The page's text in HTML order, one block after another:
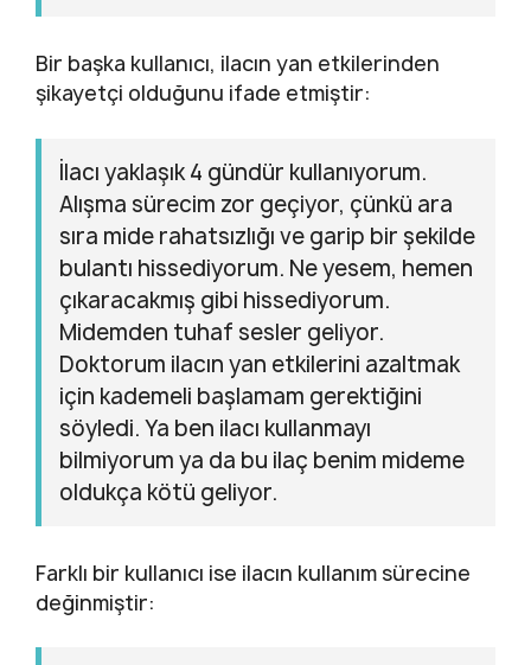
Bir başka kullanıcı, ilacın yan etkilerinden
şikayetçi olduğunu ifade etmiştir:
İlacı yaklaşık 4 gündür kullanıyorum.
Alışma sürecim zor geçiyor, çünkü ara
sıra mide rahatsızlığı ve garip bir şekilde
bulantı hissediyorum. Ne yesem, hemen
çıkaracakmış gibi hissediyorum.
Midemden tuhaf sesler geliyor.
Doktorum ilacın yan etkilerini azaltmak
için kademeli başlamam gerektiğini
söyledi. Ya ben ilacı kullanmayı
bilmiyorum ya da bu ilaç benim mideme
oldukça kötü geliyor.
Farklı bir kullanıcı ise ilacın kullanım sürecine
değinmiştir: